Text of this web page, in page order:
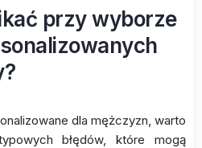
przy wyborze
dla mężczyzn, warto
błędów, które mogą